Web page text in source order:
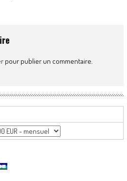
pour publier un commentaire.